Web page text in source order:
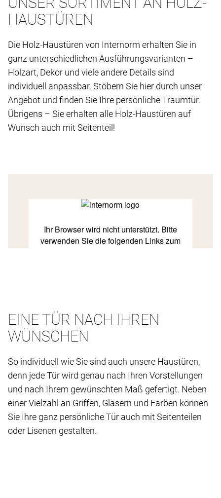
HAUSTÜREN
Die Holz-Haustüren von Internorm erhalten Sie in
ganz unterschiedlichen Ausführungsvarianten –
Holzart, Dekor und viele andere Details sind
individuell anpassbar. Stöbern Sie hier durch unser
Angebot und finden Sie Ihre persönliche Traumtür.
Übrigens – Sie erhalten alle Holz-Haustüren auf
Wunsch auch mit Seitenteil!
EINE TÜR NACH IHREN
WÜNSCHEN
So individuell wie Sie sind auch unsere Haustüren,
denn jede Tür wird genau nach Ihren Vorstellungen
und nach Ihrem gewünschten Maß gefertigt. Neben
einer Vielzahl an Griffen, Gläsern und Farben können
Sie Ihre ganz persönliche Tür auch mit Seitenteilen
oder Lisenen gestalten.